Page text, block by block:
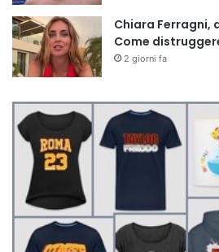
Chiara
Come
2 giorni fa